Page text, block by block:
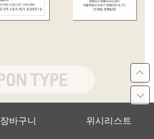
장바구니 위시리스트